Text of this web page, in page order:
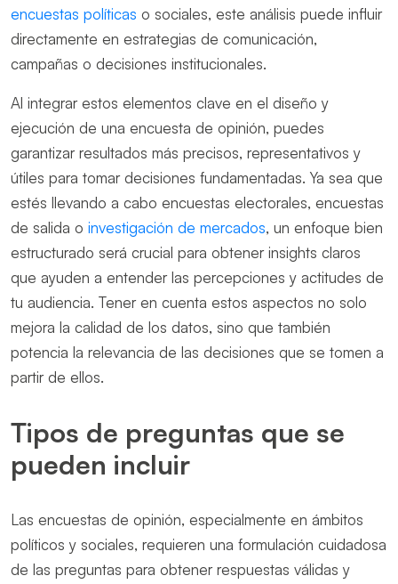
encuestas políticas o sociales, este análisis puede influir
directamente en estrategias de comunicación,
campañas o decisiones institucionales.
Al integrar estos elementos clave en el diseño y
ejecución de una encuesta de opinión, puedes
garantizar resultados más precisos, representativos y
útiles para tomar decisiones fundamentadas. Ya sea que
estés llevando a cabo encuestas electorales, encuestas
de salida o investigación de mercados, un enfoque bien
estructurado será crucial para obtener insights claros
que ayuden a entender las percepciones y actitudes de
tu audiencia. Tener en cuenta estos aspectos no solo
mejora la calidad de los datos, sino que también
potencia la relevancia de las decisiones que se tomen a
partir de ellos.
Tipos de preguntas que se
pueden incluir
Las encuestas de opinión, especialmente en ámbitos
políticos y sociales, requieren una formulación cuidadosa
de las preguntas para obtener respuestas válidas y